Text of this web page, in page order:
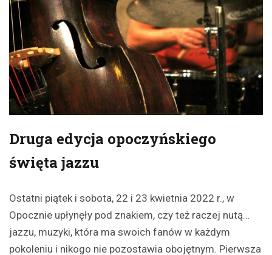
Druga edycja opoczyńskiego
święta jazzu
Ostatni piątek i sobota, 22 i 23 kwietnia 2022 r., w
Opocznie upłynęły pod znakiem, czy też raczej nutą…
jazzu, muzyki, która ma swoich fanów w każdym
pokoleniu i nikogo nie pozostawia obojętnym. Pierwsza